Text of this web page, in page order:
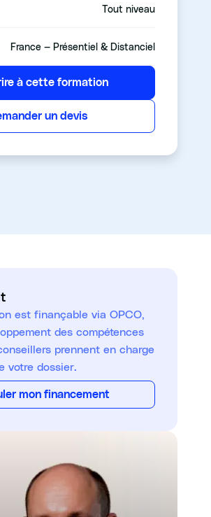
Tout niveau
France — Présentiel & Distanciel
à cette formation
un devis
est finançable via OPCO,
des compétences
prennent en charge
votre dossier.
mon financement